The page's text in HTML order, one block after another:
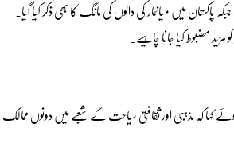
میں میانمار کی دالوں کی مانگ کا بھی ذکر کیا گیا۔
مضبوط کیا جانا چاہیے۔
کہا کہ مذہبی اور ثقافتی سیاحت کے شعبے میں دونوں ممالک